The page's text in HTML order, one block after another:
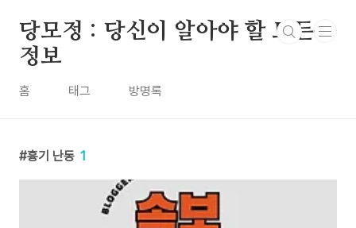
당모정 : 당신이 알아야 할 모든
정보
홈 태그 방명록
흉기 난동 1